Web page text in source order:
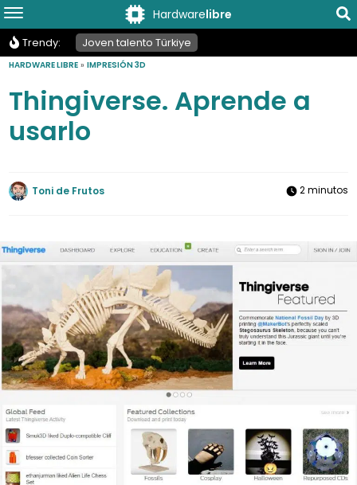
Hardwarelibre
Trendy: Joven talento Türkiye
HARDWARE LIBRE »IMPRESIÓN 3D
Thingiverse. Aprende a
usarlo
Toni de Frutos 2 minutos